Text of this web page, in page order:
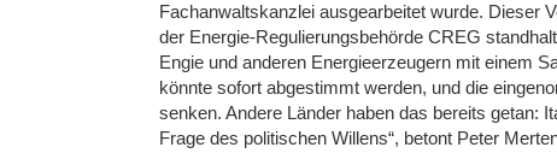
Fachanwaltskanzlei ausgearbeitet wurde. Dieser
der Energie-Regulierungsbehörde CREG
Engie und anderen Energieerzeugern mit einem
könnte sofort abgestimmt werden, und die
senken. Andere Länder haben das bereits getan:
Frage des politischen Willens“, betont Peter